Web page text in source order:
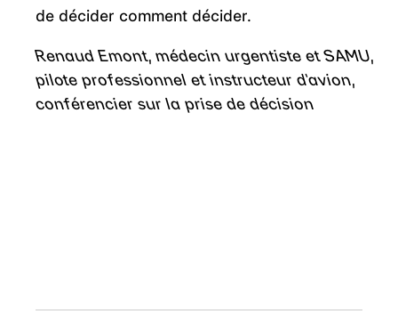
de décider comment décider.
Renaud Emont, médecin urgentiste et SAMU,
pilote professionnel et instructeur d’avion,
conférencier sur la prise de décision